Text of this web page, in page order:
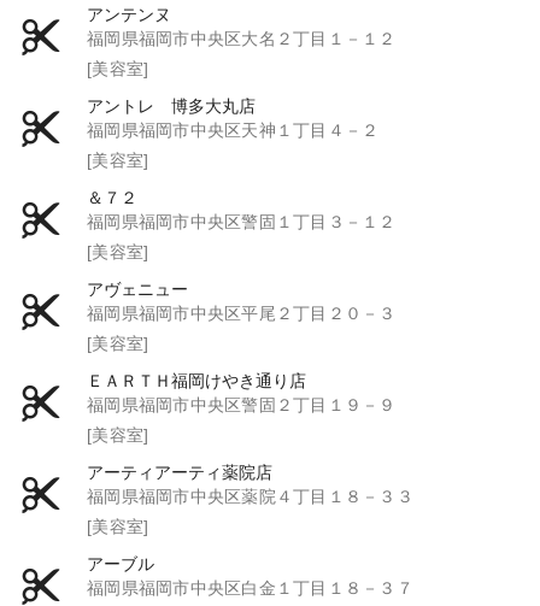
アンテンヌ
福岡県福岡市中央区大名２丁目１－１２
[美容室]
アントレ 博多大丸店
福岡県福岡市中央区天神１丁目４－２
[美容室]
＆７２
福岡県福岡市中央区警固１丁目３－１２
[美容室]
アヴェニュー
福岡県福岡市中央区平尾２丁目２０－３
[美容室]
ＥＡＲＴＨ福岡けやき通り店
福岡県福岡市中央区警固２丁目１９－９
[美容室]
アーティアーティ薬院店
福岡県福岡市中央区薬院４丁目１８－３３
[美容室]
アーブル
福岡県福岡市中央区白金１丁目１８－３７